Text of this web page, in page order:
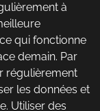
à
qui fonctionne
demain. Par
régulièrement
les données et
Utiliser des